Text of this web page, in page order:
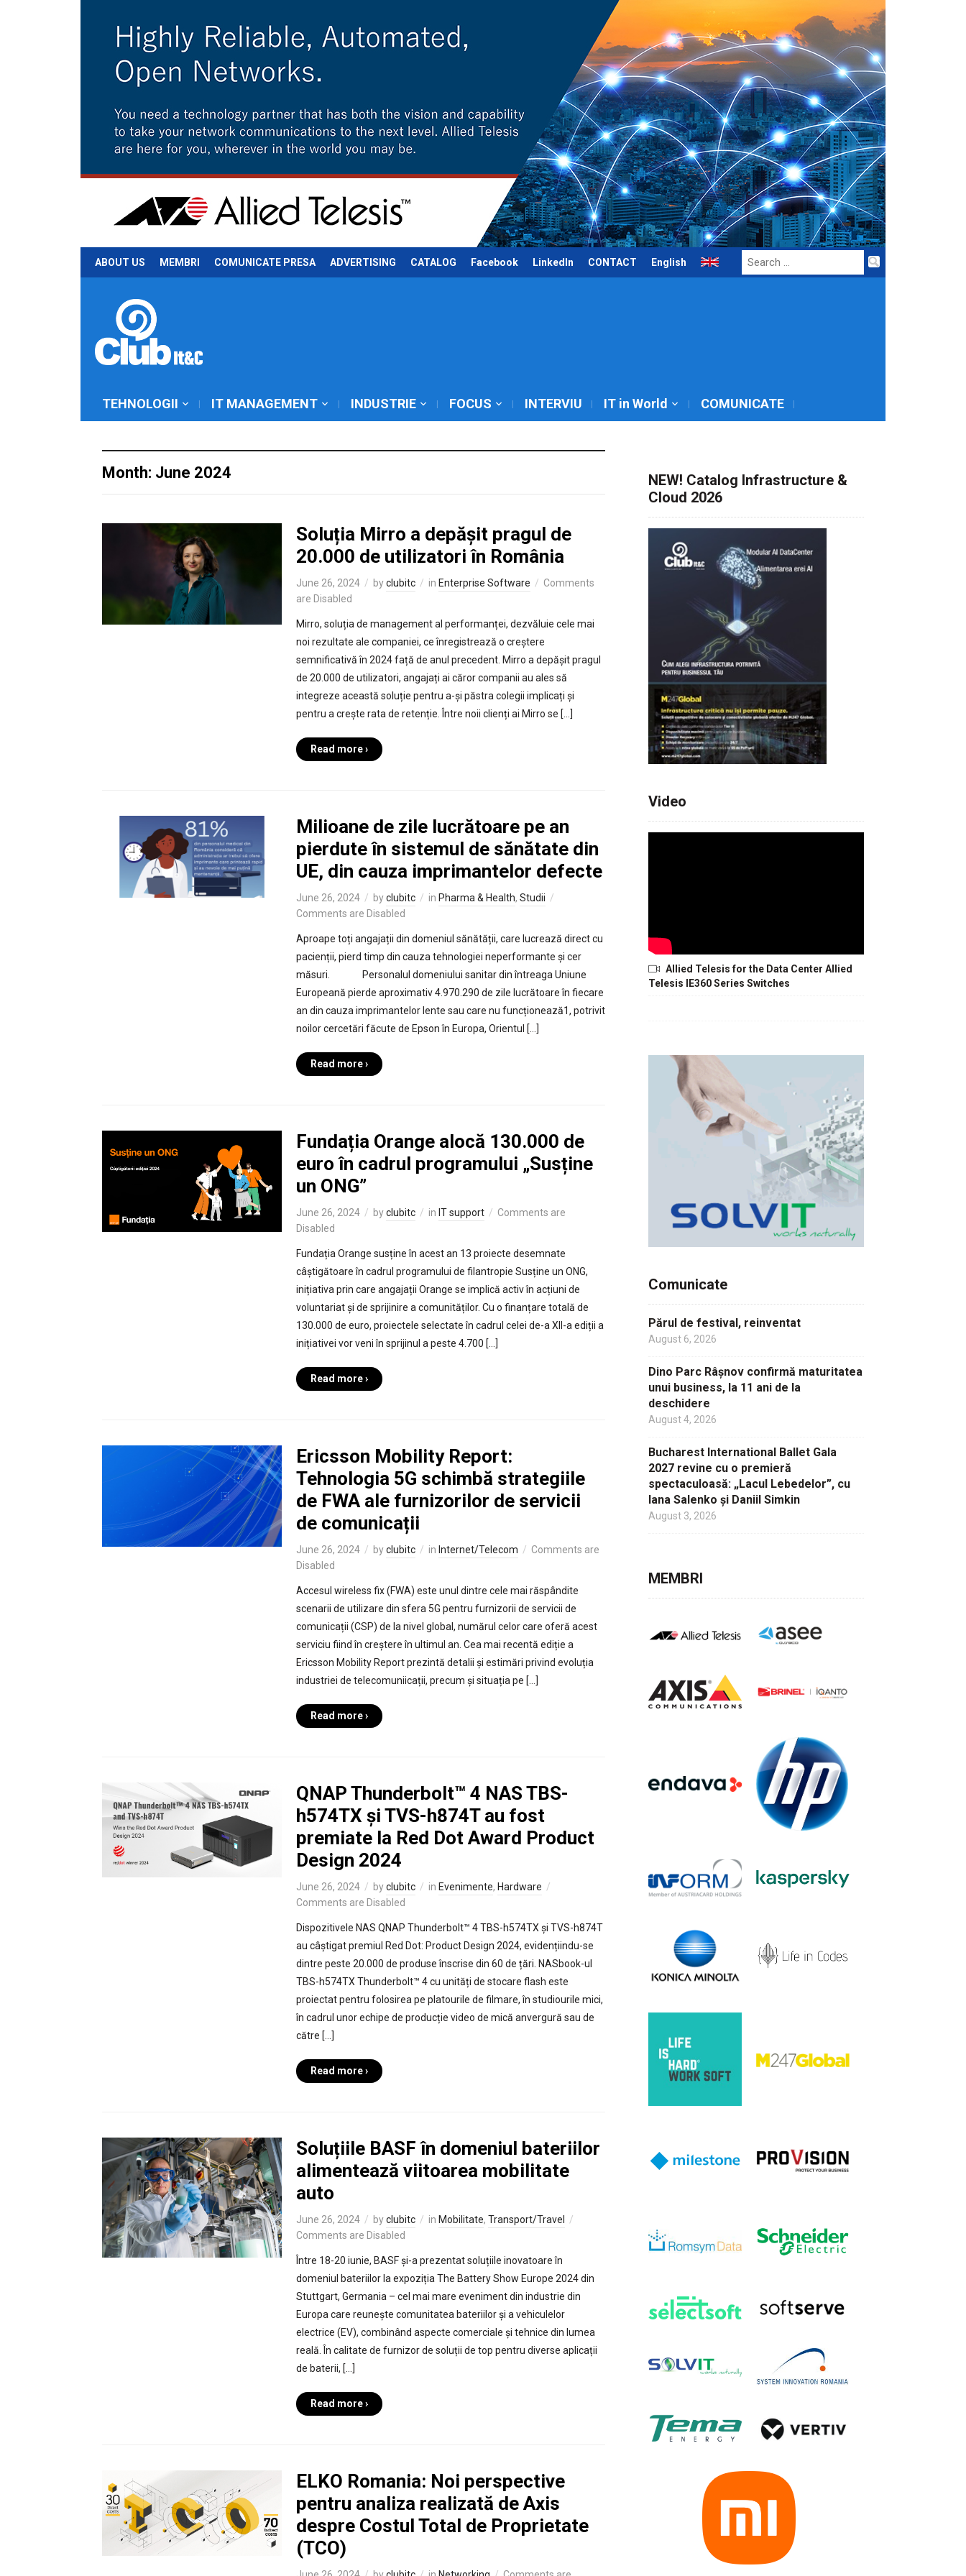
ABOUT US MEMBRI COMUNICATE PRESA ADVERTISING CATALOG Facebook LinkedIn CONTACT English
Search
for:
TEHNOLOGII IT MANAGEMENT INDUSTRIE FOCUS INTERVIU IT in World COMUNICATE
Month: June 2024
Soluția Mirro a depășit pragul de
20.000 de utilizatori în România
June 26, 2024 byclubitc in Enterprise Software
Comments
are Disabled
Mirro, soluția de management al performanței, dezvăluie cele mai
noi rezultate ale companiei, ce înregistrează o creștere
semnificativă în 2024 față de anul precedent. Mirro a depășit pragul
de 20.000 de utilizatori, angajați ai căror companii au ales să
integreze această soluție pentru a-și păstra colegii implicați și
pentru a crește rata de retenție. Între noii clienți ai Mirro se […]
Read more ›
Milioane de zile lucrătoare pe an
pierdute în sistemul de sănătate din
UE, din cauza imprimantelor defecte
June 26, 2024 byclubitc in Pharma & Health, Studii
Comments are Disabled
Aproape toți angajații din domeniul sănătății, care lucrează direct cu
pacienții, pierd timp din cauza tehnologiei neperformante și cer
măsuri. Personalul domeniului sanitar din întreaga Uniune
Europeană pierde aproximativ 4.970.290 de zile lucrătoare în fiecare
an din cauza imprimantelor lente sau care nu funcționează1, potrivit
noilor cercetări făcute de Epson în Europa, Orientul […]
Read more ›
Fundația Orange alocă 130.000 de
euro în cadrul programului „Susține
un ONG”
June 26, 2024 byclubitc in IT support
Comments are
Disabled
Fundația Orange susține în acest an 13 proiecte desemnate
câștigătoare în cadrul programului de filantropie Susține un ONG,
inițiativa prin care angajații Orange se implică activ în acțiuni de
voluntariat și de sprijinire a comunităților. Cu o finanțare totală de
130.000 de euro, proiectele selectate în cadrul celei de-a XII-a ediții a
inițiativei vor veni în sprijinul a peste 4.700 […]
Read more ›
Ericsson Mobility Report:
Tehnologia 5G schimbă strategiile
de FWA ale furnizorilor de servicii
de comunicații
June 26, 2024 byclubitc in Internet/Telecom
Comments are
Disabled
Accesul wireless fix (FWA) este unul dintre cele mai răspândite
scenarii de utilizare din sfera 5G pentru furnizorii de servicii de
comunicații (CSP) de la nivel global, numărul celor care oferă acest
serviciu fiind în creștere în ultimul an. Cea mai recentă ediție a
Ericsson Mobility Report prezintă detalii și estimări privind evoluția
industriei de telecomuniicații, precum și situația pe […]
Read more ›
QNAP Thunderbolt™ 4 NAS TBS-
h574TX și TVS-h874T au fost
premiate la Red Dot Award Product
Design 2024
June 26, 2024 byclubitc in Evenimente, Hardware
Comments are Disabled
Dispozitivele NAS QNAP Thunderbolt™ 4 TBS-h574TX și TVS-h874T
au câștigat premiul Red Dot: Product Design 2024, evidențiindu-se
dintre peste 20.000 de produse înscrise din 60 de țări. NASbook-ul
TBS-h574TX Thunderbolt™ 4 cu unități de stocare flash este
proiectat pentru folosirea pe platourile de filmare, în studiourile mici,
în cadrul unor echipe de producție video de mică anvergură sau de
către […]
Read more ›
Soluțiile BASF în domeniul bateriilor
alimentează viitoarea mobilitate
auto
June 26, 2024 byclubitc in Mobilitate, Transport/Travel
Comments are Disabled
Între 18-20 iunie, BASF și-a prezentat soluțiile inovatoare în
domeniul bateriilor la expoziția The Battery Show Europe 2024 din
Stuttgart, Germania – cel mai mare eveniment din industrie din
Europa care reunește comunitatea bateriilor și a vehiculelor
electrice (EV), combinând aspecte comerciale și tehnice din lumea
reală. În calitate de furnizor de soluții de top pentru diverse aplicații
de baterii, […]
Read more ›
ELKO Romania: Noi perspective
pentru analiza realizată de Axis
despre Costul Total de Proprietate
(TCO)
NEW! Catalog Infrastructure &
Cloud 2026
Video
Allied Telesis for the Data Center Allied
Telesis IE360 Series Switches
Comunicate
Părul de festival, reinventat
August 6, 2026
Dino Parc Râșnov confirmă maturitatea
unui business, la 11 ani de la
deschidere
August 4, 2026
Bucharest International Ballet Gala
2027 revine cu o premieră
spectaculoasă: „Lacul Lebedelor”, cu
Iana Salenko și Daniil Simkin
August 3, 2026
MEMBRI